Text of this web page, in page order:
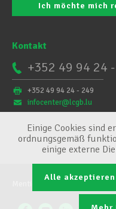
Ich möchte mich
Kontakt
+352 49 94 24
+352 49 94 24 - 249
infocenter@lcgb.lu
Einige Cookies sind
ordnungsgemäß
einige externe
Alle akzeptieren